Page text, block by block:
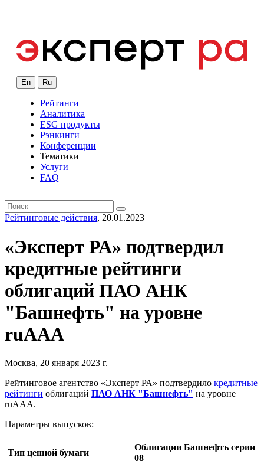
En Ru
Рейтинги
Аналитика
ESG продукты
Рэнкинги
Конференции
Тематики
Услуги
FAQ
Рейтинговые действия, 20.01.2023
«Эксперт РА» подтвердил
кредитные рейтинги
облигаций ПАО АНК
"Башнефть" на уровне
ruAAA
Москва, 20 января 2023 г.
Рейтинговое агентство «Эксперт РА» подтвердило кредитные
рейтинги облигаций ПАО АНК "Башнефть" на уровне
ruAAA.
Параметры выпусков:
Тип ценной бумаги
Облигации Башнефть серии
08